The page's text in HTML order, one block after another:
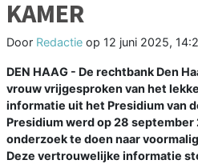
KAMER
Door Redactie op 12 juni 2025,
DEN HAAG - De rechtbank Den
vrouw vrijgesproken van het
informatie uit het Presidium van
Presidium werd op 28
onderzoek te doen naar
Deze vertrouwelijke informatie